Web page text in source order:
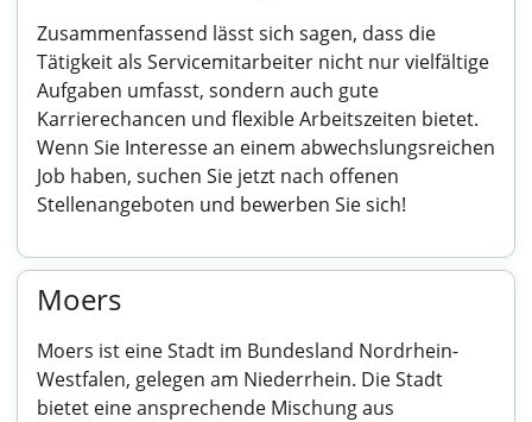
Zusammenfassend lässt sich sagen, dass die
Tätigkeit als Servicemitarbeiter nicht nur vielfältige
Aufgaben umfasst, sondern auch gute
Karrierechancen und flexible Arbeitszeiten bietet.
Wenn Sie Interesse an einem abwechslungsreichen
Job haben, suchen Sie jetzt nach offenen
Stellenangeboten und bewerben Sie sich!
Moers
Moers ist eine Stadt im Bundesland Nordrhein-
Westfalen, gelegen am Niederrhein. Die Stadt
bietet eine ansprechende Mischung aus